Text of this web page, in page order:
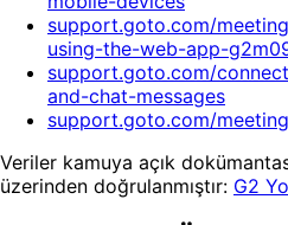
support.goto.com/
using-the-web-app-
support.goto.com/
and-chat-messages
support.goto.com/
Veriler kamuya açık
üzerinden doğrulanmıştır: G2